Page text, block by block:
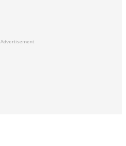
Advertisement